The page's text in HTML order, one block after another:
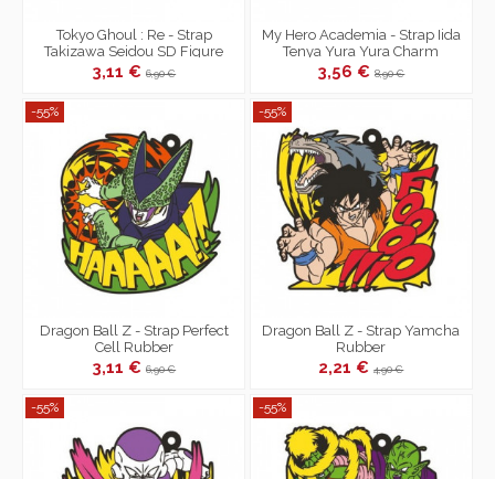
Tokyo Ghoul : Re - Strap
Takizawa Seidou SD Figure
Keychain
3,11 €6,90 €
My Hero Academia - Strap Iida
Tenya Yura Yura Charm
Collection
3,56 €8,90 €
-55%
Dragon Ball Z - Strap Perfect
Cell Rubber
3,11 €6,90 €
-55%
Dragon Ball Z - Strap Yamcha
Rubber
2,21 €4,90 €
-55% -55%